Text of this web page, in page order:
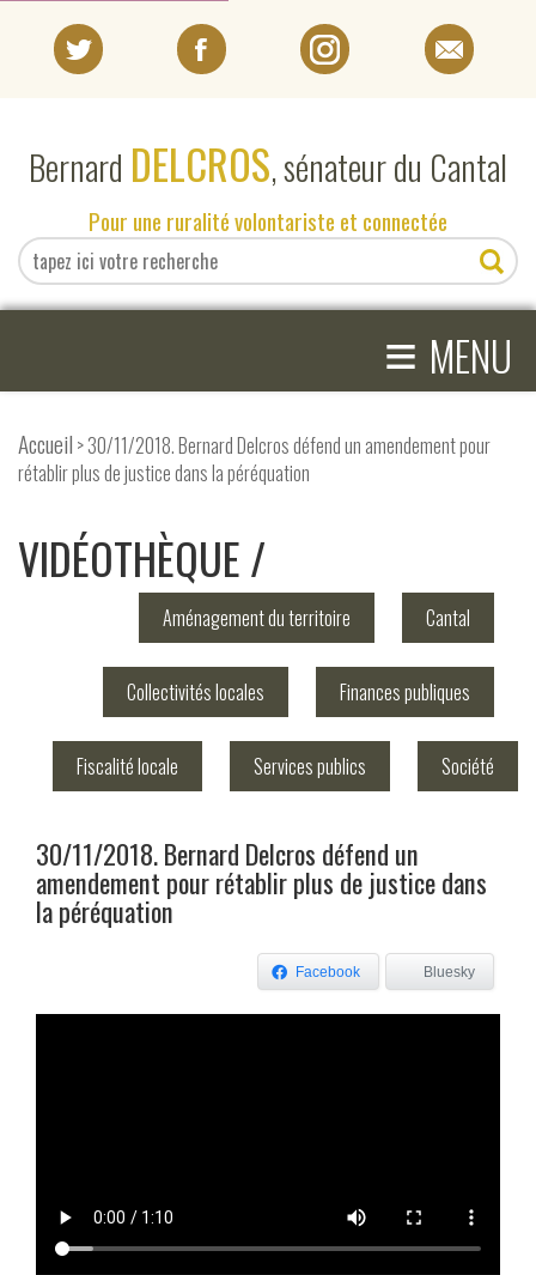
Bernard DELCROS, sénateur du Cantal
Pour une ruralité volontariste et connectée
≡ MENU
EN DIRECT DU SÉNAT
EN DIRECT DU CANTAL
Accueil > 30/11/2018. Bernard Delcros défend un amendement pour
rétablir plus de justice dans la péréquation
VIDÉOTHÈQUE
Aménagement du territoire Cantal
Collectivités locales Finances publiques
Fiscalité locale Services publics Société
30/11/2018. Bernard Delcros défend un
amendement pour rétablir plus de justice dans
la péréquation
Facebook Bluesky